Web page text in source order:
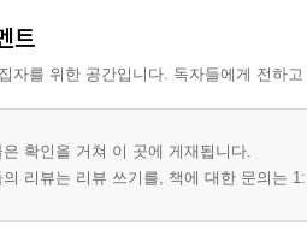
트
자를 위한 공간입니다. 독자들에게 전하
은 확인을 거쳐 이 곳에 게재됩니다.
의 리뷰는 리뷰 쓰기를, 책에 대한 문의는